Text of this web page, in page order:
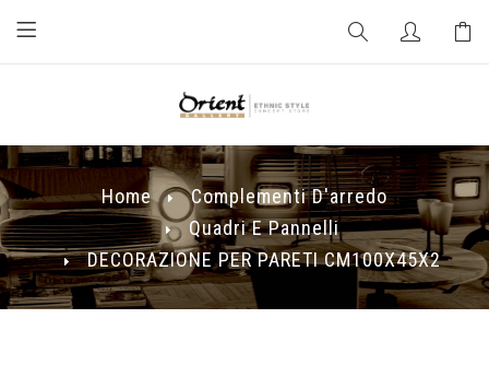
Home
Complementi D'arredo
Quadri E Pannelli
DECORAZIONE PER PARETI CM100X45X2